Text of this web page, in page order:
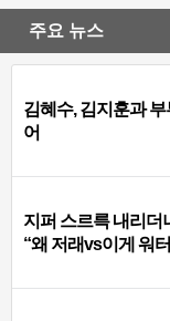
주요 뉴스
김혜수, 김지훈과 부
어
지퍼 스르륵 내리
“왜 저래vs이게 워